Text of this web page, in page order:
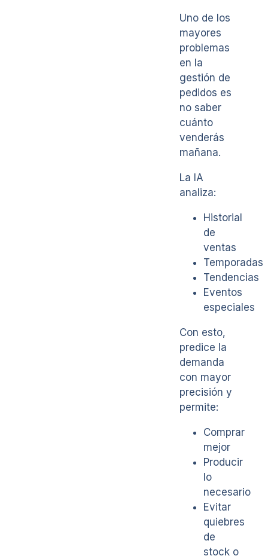
Uno de los
mayores
problemas
en la
gestión de
pedidos es
no saber
cuánto
venderás
mañana.
La IA
analiza:
Historial
de
ventas
Temporadas
Tendencias
Eventos
especiales
Con esto,
predice la
demanda
con mayor
precisión y
permite:
Comprar
mejor
Producir
lo
necesario
Evitar
quiebres
de
stock o